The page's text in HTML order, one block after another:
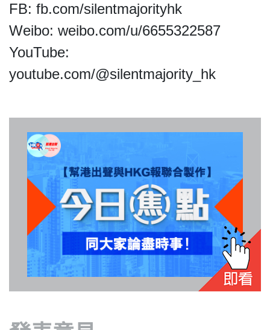
登記支持
FB: fb.com/silentmajorityhk
Weibo: weibo.com/u/6655322587
YouTube:
youtube.com/@silentmajority_hk